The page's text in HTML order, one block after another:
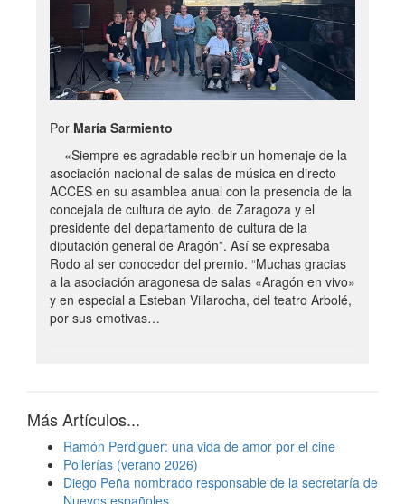
Por María Sarmiento
«Siempre es agradable recibir un homenaje de la
asociación nacional de salas de música en directo
ACCES en su asamblea anual con la presencia de la
concejala de cultura de ayto. de Zaragoza y el
presidente del departamento de cultura de la
diputación general de Aragón”. Así se expresaba
Rodo al ser conocedor del premio. “Muchas gracias
a la asociación aragonesa de salas «Aragón en vivo»
y en especial a Esteban Villarocha, del teatro Arbolé,
por sus emotivas…
Más Artículos...
Ramón Perdiguer: una vida de amor por el cine
Pollerías (verano 2026)
Diego Peña nombrado responsable de la secretaría de